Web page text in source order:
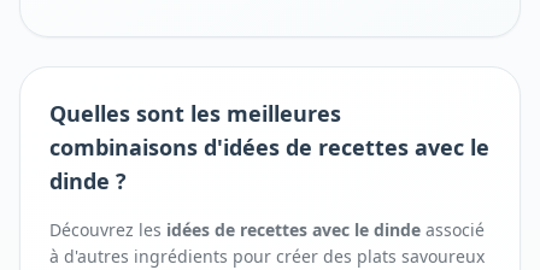
Quelles sont les meilleures
combinaisons d'idées de recettes avec le
dinde ?
Découvrez les idées de recettes avec le dinde associé
à d'autres ingrédients pour créer des plats savoureux